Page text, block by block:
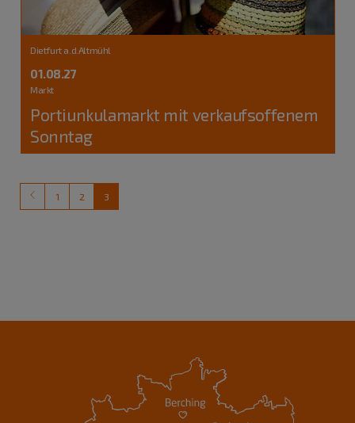
Dietfurt a.d.Altmühl
01.08.27
Markt
Portiunkulamarkt mit verkaufsoffenem
Sonntag
1 2 3